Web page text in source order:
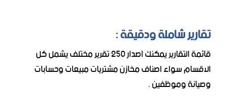
تقارير شاملة ودقيقة :
قائمة التقارير يمكنك اصدار 250 تقرير مختلف يشمل كل
الاقسام سواء اصناف مخازن مشتريات مبيعات وحسابات
وصيانة وموظفين .